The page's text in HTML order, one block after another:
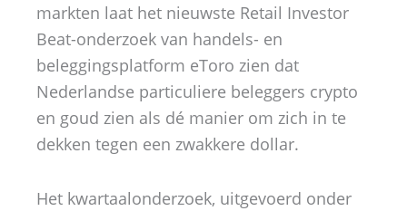
markten laat het nieuwste Retail Investor
Beat-onderzoek van handels- en
beleggingsplatform eToro zien dat
Nederlandse particuliere beleggers crypto
en goud zien als dé manier om zich in te
dekken tegen een zwakkere dollar.
Het kwartaalonderzoek, uitgevoerd onder